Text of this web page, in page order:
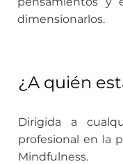
dimensionarlos.
¿A quién
Dirigida a
profesional en la
Mindfulness.